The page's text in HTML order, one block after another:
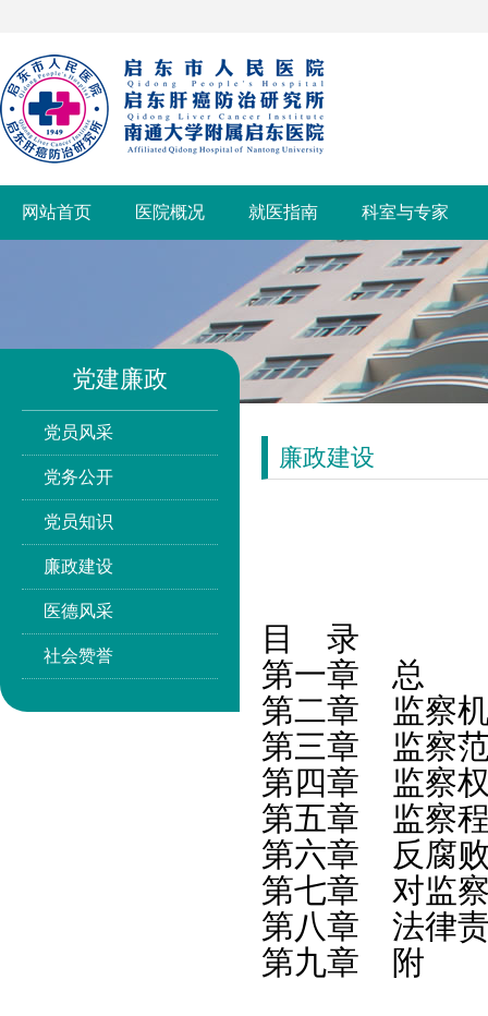
网站首页 医院概况 就医指南 科室与专家
党建廉政
党员风采
党务公开
党员知识
廉政建设
医德风采
社会赞誉
廉政建设
目 录
第一章 总
第二章 监察
第三章 监察
第四章 监察
第五章 监察
第六章 反腐
第七章 对监察
第八章 法律
第九章 附